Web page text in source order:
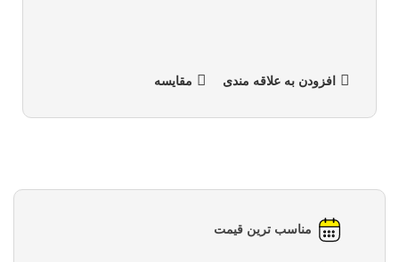
افزودن به علاقه مندی مقایسه
مناسب ترین قیمت